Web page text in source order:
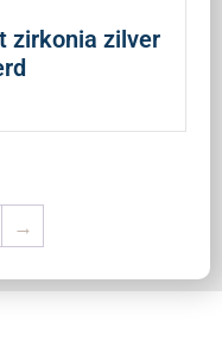
zirkonia zilver
→